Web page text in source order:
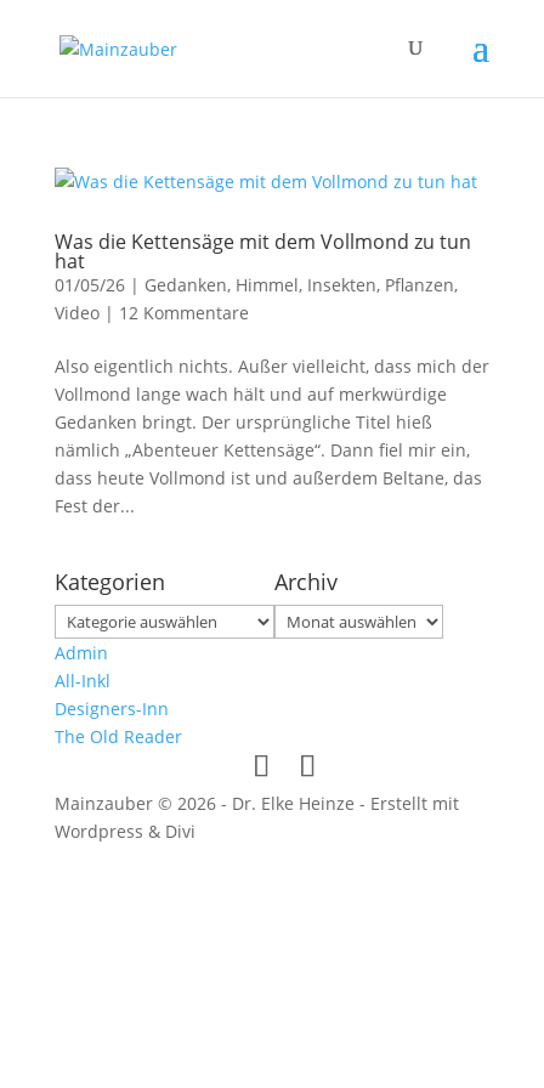
Was die Kettensäge mit dem Vollmond zu tun
hat
01/05/26| Gedanken, Himmel, Insekten, Pflanzen,
Video| 12 Kommentare
Also eigentlich nichts. Außer vielleicht, dass mich der
Vollmond lange wach hält und auf merkwürdige
Gedanken bringt. Der ursprüngliche Titel hieß
nämlich „Abenteuer Kettensäge“. Dann fiel mir ein,
dass heute Vollmond ist und außerdem Beltane, das
Fest der...
Kategorien
Kategorien
Archiv
Archiv
Admin
All-Inkl
Designers-Inn
The Old Reader
Mainzauber © 2026 - Dr. Elke Heinze - Erstellt mit
Wordpress & Divi